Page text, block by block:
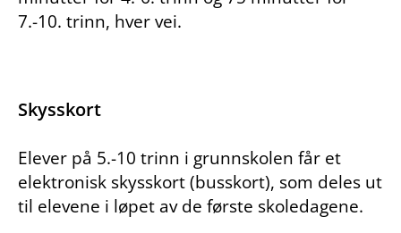
7.-10. trinn, hver vei.
Skysskort
Elever på 5.-10 trinn i grunnskolen får et
elektronisk skysskort (busskort), som deles ut
til elevene i løpet av de første skoledagene.